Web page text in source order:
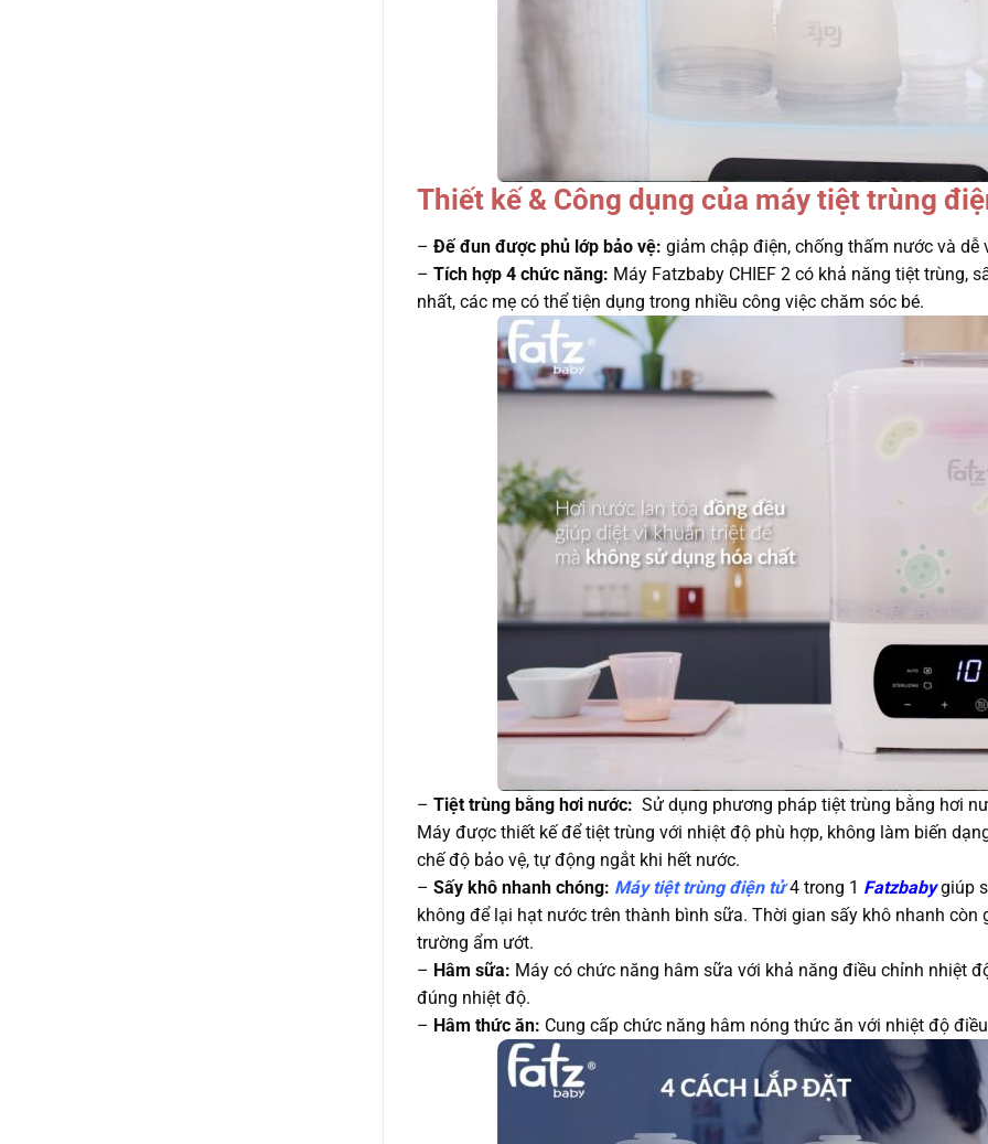
Thiết kế & Công dụng của máy tiệt trùng
– Đế đun được phủ lớp bảo vệ: giảm chập điện, chống thấm nước và
– Tích hợp 4 chức năng: Máy Fatzbaby CHIEF 2 có khả năng tiệt trùng,
nhất, các mẹ có thể tiện dụng trong nhiều công việc chăm sóc bé.
– Tiệt trùng bằng hơi nước: Sử dụng phương pháp tiệt trùng bằng hơi
Máy được thiết kế để tiệt trùng với nhiệt độ phù hợp, không làm biến
chế độ bảo vệ, tự động ngắt khi hết nước.
– Sấy khô nhanh chóng: Máy tiệt trùng điện tử 4 trong 1 Fatzbabygiúp
không để lại hạt nước trên thành bình sữa. Thời gian sấy khô nhanh
trường ẩm ướt.
– Hâm sữa: Máy có chức năng hâm sữa với khả năng điều chỉnh nhiệt
đúng nhiệt độ.
– Hâm thức ăn: Cung cấp chức năng hâm nóng thức ăn với nhiệt độ